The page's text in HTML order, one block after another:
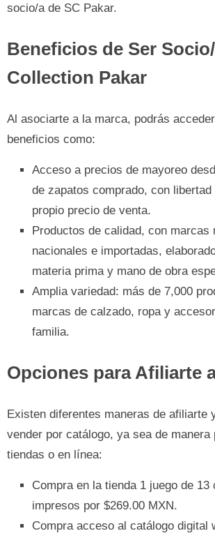
socio/a de SC Pakar.
Beneficios de Ser
Collection Pakar
Al asociarte a la marca, podrás
beneficios como:
Acceso a precios de mayoreo
de zapatos comprado, con
propio precio de venta.
Productos de calidad, con marcas
nacionales e importadas,
materia prima y mano de obra
Amplia variedad: más de 7,000
marcas de calzado, ropa y
familia.
Opciones para Afiliarte
Existen diferentes maneras de afiliarte
vender por catálogo, ya sea de manera
tiendas o en línea:
Compra en la tienda 1 juego de 13
impresos por $269.00 MXN.
Compra acceso al catálogo digital